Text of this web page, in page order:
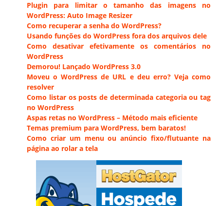
Plugin para limitar o tamanho das imagens no
WordPress: Auto Image Resizer
Como recuperar a senha do WordPress?
Usando funções do WordPress fora dos arquivos dele
Como desativar efetivamente os comentários no
WordPress
Demorou! Lançado WordPress 3.0
Moveu o WordPress de URL e deu erro? Veja como
resolver
Como listar os posts de determinada categoria ou tag
no WordPress
Aspas retas no WordPress – Método mais eficiente
Temas premium para WordPress, bem baratos!
Como criar um menu ou anúncio fixo/flutuante na
página ao rolar a tela